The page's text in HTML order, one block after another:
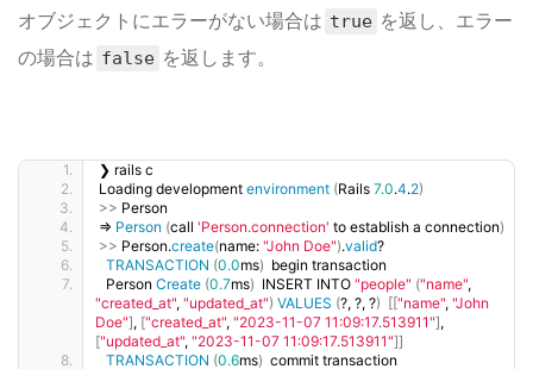
オブジェクトにエラーがない場合は true を返し、エラー
の場合は false を返します。
❯ rails c
Loading development environment (Rails 7.0.4.2)
>> Person
= Person (call 'Person.connection' to establish a connection)
>> Person.create(name: "John Doe").valid?
TRANSACTION (0.0ms)
  begin transaction
  Person
Create (0.7ms)
  INSERT INTO
"people" ("name"
"created_at", "updated_at") VALUES (?, ?, ?) [["name", "John
Doe"], ["created_at", "2023-11-07 11:09:17.513911"]
["updated_at", "2023-11-07 11:09:17.513911"]]
TRANSACTION (0.6ms)
  commit transaction